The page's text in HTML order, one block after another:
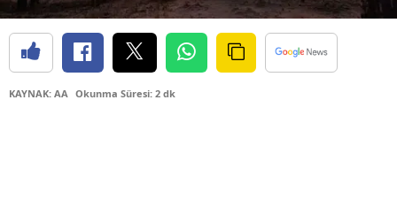
KAYNAK: AA Okunma Süresi: 2 dk